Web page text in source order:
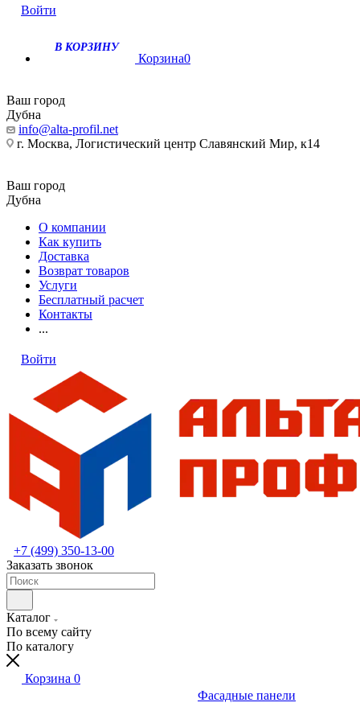
Войти
В КОРЗИНУ
Корзина0
Ваш город
Дубна
info@alta-profil.net
г. Москва, Логистический центр Славянский Мир, к14
Ваш город
Дубна
О компании
Как купить
Доставка
Возврат товаров
Услуги
Бесплатный расчет
Контакты
...
Войти
+7 (499) 350-13-00
Заказать звонок
Каталог
По всему сайту
По каталогу
Корзина 0
Фасадные панели